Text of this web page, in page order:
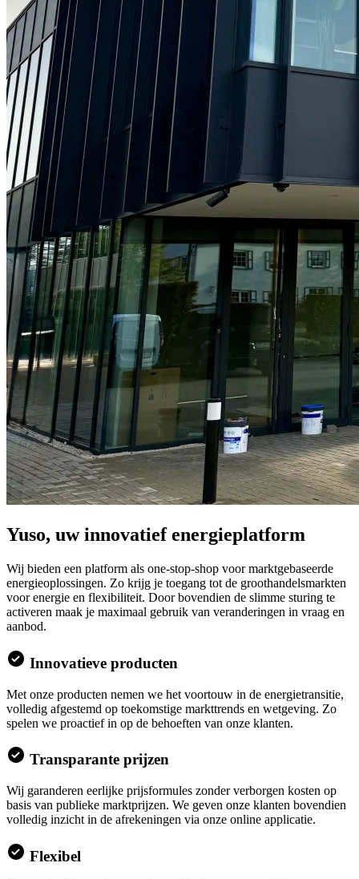
Yuso, uw innovatief energieplatform
Wij bieden een platform als one-stop-shop voor marktgebaseerde
energieoplossingen. Zo krijg je toegang tot de groothandelsmarkten
voor energie en flexibiliteit. Door bovendien de slimme sturing te
activeren maak je maximaal gebruik van veranderingen in vraag en
aanbod.
Innovatieve producten
Met onze producten nemen we het voortouw in de energietransitie,
volledig afgestemd op toekomstige markttrends en wetgeving. Zo
spelen we proactief in op de behoeften van onze klanten.
Transparante prijzen
Wij garanderen eerlijke prijsformules zonder verborgen kosten op
basis van publieke marktprijzen. We geven onze klanten bovendien
volledig inzicht in de afrekeningen via onze online applicatie.
Flexibel